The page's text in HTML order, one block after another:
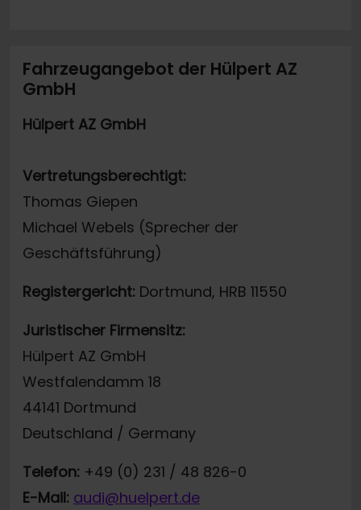
Fahrzeugangebot der Hülpert AZ
GmbH
Hülpert AZ GmbH
Vertretungsberechtigt:
Thomas Giepen
Michael Webels (Sprecher der
Geschäftsführung)
Registergericht: Dortmund, HRB 11550
Juristischer Firmensitz:
Hülpert AZ GmbH
Westfalendamm 18
44141 Dortmund
Deutschland / Germany
Telefon: +49 (0) 231 / 48 826-0
E-Mail: audi@huelpert.de